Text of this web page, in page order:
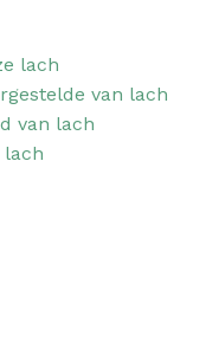
lach
van lach
van lach
lach